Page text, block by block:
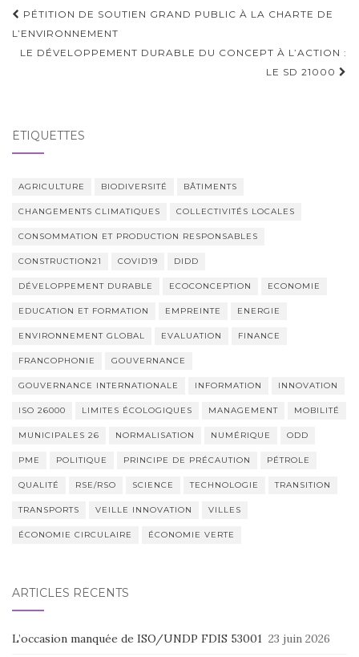
Navigation
d'article
PÉTITION DE SOUTIEN GRAND PUBLIC À LA CHARTE DE
L’ENVIRONNEMENT
LE DÉVELOPPEMENT DURABLE DU CONCEPT À L’ACTION :
LE SD 21000
ÉTIQUETTES
AGRICULTURE BIODIVERSITÉ BÂTIMENTS
CHANGEMENTS CLIMATIQUES COLLECTIVITÉS LOCALES
CONSOMMATION ET PRODUCTION RESPONSABLES
CONSTRUCTION21 COVID19 DIDD
DÉVELOPPEMENT DURABLE ECOCONCEPTION ECONOMIE
EDUCATION ET FORMATION EMPREINTE ENERGIE
ENVIRONNEMENT GLOBAL EVALUATION FINANCE
FRANCOPHONIE GOUVERNANCE
GOUVERNANCE INTERNATIONALE INFORMATION INNOVATION
ISO 26000 LIMITES ÉCOLOGIQUES MANAGEMENT MOBILITÉ
MUNICIPALES 26 NORMALISATION NUMÉRIQUE ODD
PME POLITIQUE PRINCIPE DE PRÉCAUTION PÉTROLE
QUALITÉ RSE/RSO SCIENCE TECHNOLOGIE TRANSITION
TRANSPORTS VEILLE INNOVATION VILLES
ÉCONOMIE CIRCULAIRE ÉCONOMIE VERTE
ARTICLES RÉCENTS
L’occasion manquée de ISO/UNDP FDIS 53001 23 juin 2026